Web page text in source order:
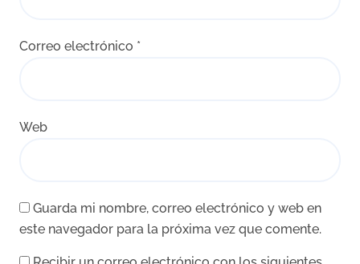
Correo electrónico *
Web
Guarda mi nombre, correo electrónico y web en
este navegador para la próxima vez que comente.